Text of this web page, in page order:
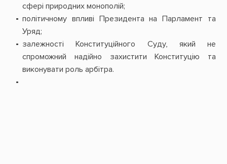
сфері природних монополій;
політичному впливі Президента на Парламент та
Уряд;
залежності Конституційного Суду, який не
спроможний надійно захистити Конституцію та
виконувати роль арбітра.